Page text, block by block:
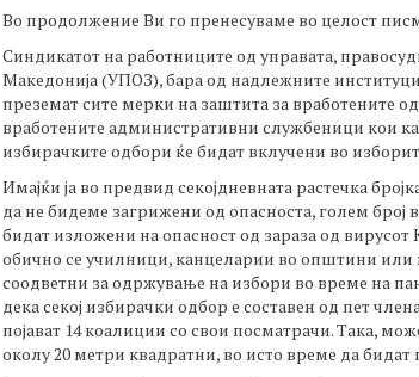
Во продолжение Ви го пренесуваме во целост
Синдикатот на работниците од управата,
Македонија (УПОЗ), бара од надлежните
преземат сите мерки на заштита за вработените
вработените административни службеници кои
избирачките одбори ќе бидат вклучени во
Имајќи ја во предвид секојдневната растечка
да не бидеме загрижени од опасноста, голем
бидат изложени на опасност од зараза од вирусот
обично се училници, канцеларии во општини или
соодветни за одржување на избори во време на
дека секој избирачки одбор е составен од пет
појават 14 коалиции со свои посматрачи. Така,
околу 20 метри квадратни, во исто време да бидат